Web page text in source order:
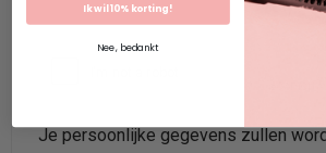
Je persoonlijke gegevens zullen
Ik wil 10% korting!
Nee, bedankt